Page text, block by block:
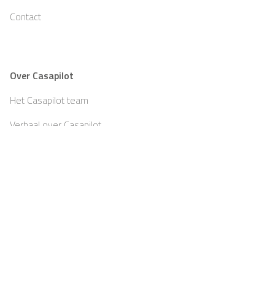
Contact
Over Casapilot
Het Casapilot team
Verhaal over Casapilot